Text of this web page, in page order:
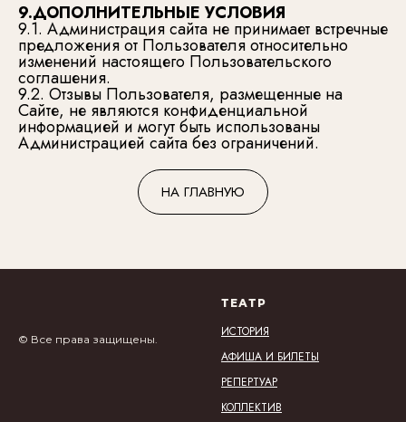
9.ДОПОЛНИТЕЛЬНЫЕ УСЛОВИЯ
9.1. Администрация сайта не принимает встречные
предложения от Пользователя относительно
изменений настоящего Пользовательского
соглашения.
9.2. Отзывы Пользователя, размещенные на
Сайте, не являются конфиденциальной
информацией и могут быть использованы
Администрацией сайта без ограничений.
НА ГЛАВНУЮ
© Все права защищены.
ТЕАТР
ИСТОРИЯ
АФИША И БИЛЕТЫ
РЕПЕРТУАР
КОЛЛЕКТИВ